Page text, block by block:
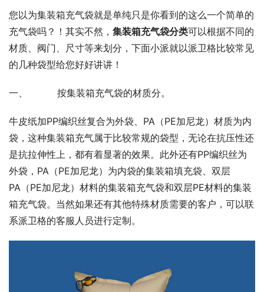
您以为集装箱充气袋就是单纯只是你看到的这么一个简单的
充气袋吗？！其实不然， 集装箱充气袋分类可以根据不同的
材质、阀门、尺寸等来划分，下面小派就以派卫格比较常见
的几种袋型给您好好讲讲！
一、          按集装箱充气袋的材质分。
牛皮纸加PP编织丝复合为外袋、PA（PE加尼龙）材质为内
袋，这种集装箱充气属于比较常规的袋型，无论在抗压性还
是抗拉伸性上，都有着显著的效果。此外还有PP编织丝为
外袋，PA（PE加尼龙）为内袋的集装箱填充袋、双层
PA（PE加尼龙）材料的集装箱充气袋和双层PE材料的集装
箱充气袋。当然如果还有其他特殊材质需要的客户，可以联
系派卫格的客服人员进行定制。